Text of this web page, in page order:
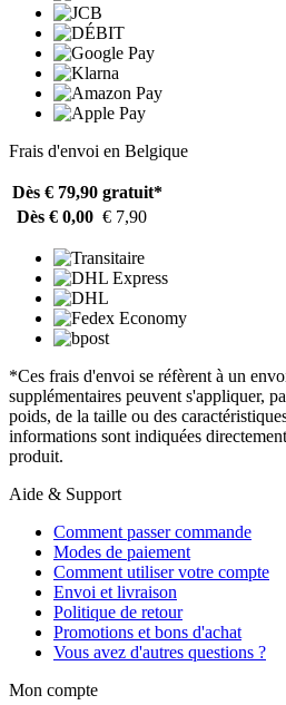
Frais d'envoi en Belgique
Dès € 79,90 gratuit*
Dès € 0,00 € 7,90
*Ces frais d'envoi se réfèrent à un
supplémentaires peuvent s'appliquer,
poids, de la taille ou des
informations sont indiquées
produit.
Aide & Support
Comment passer commande
Modes de paiement
Comment utiliser votre compte
Envoi et livraison
Politique de retour
Promotions et bons d'achat
Vous avez d'autres questions ?
Mon compte